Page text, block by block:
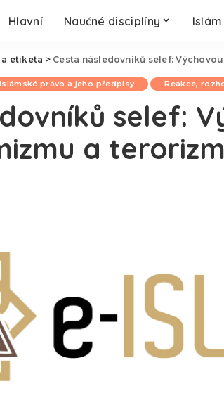
Hlavní Naučné disciplíny Islám
etiketa > Cesta následovníků selef:
Islámské právo a jeho předpisy Reakce,
selef:
a